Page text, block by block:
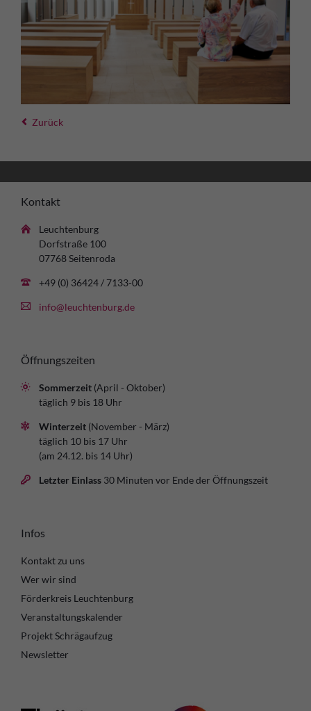
Zurück
Kontakt
Leuchtenburg
Dorfstraße 100
07768 Seitenroda
+49 (0) 36424 / 7133-00
info@leuchtenburg.de
Öffnungszeiten
Sommerzeit (April - Oktober)
täglich 9 bis 18 Uhr
Winterzeit (November - März)
täglich 10 bis 17 Uhr
(am 24.12. bis 14 Uhr)
Letzter Einlass 30 Minuten vor Ende der Öffnungszeit
Infos
Kontakt zu uns
Wer wir sind
Förderkreis Leuchtenburg
Veranstaltungskalender
Projekt Schrägaufzug
Newsletter